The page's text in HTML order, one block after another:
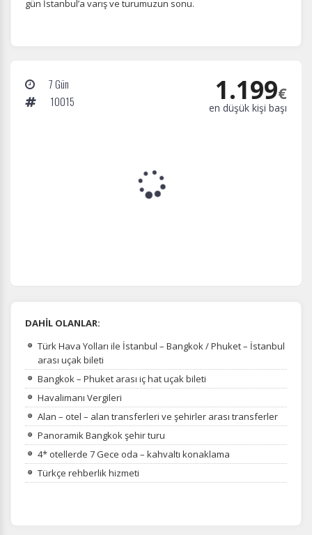
gün İstanbul’a varış ve turumuzun sonu.
7 Gün
10015
1.199€
en düşük kişi başı
DAHİL OLANLAR:
Türk Hava Yolları ile İstanbul – Bangkok / Phuket – İstanbul
arası uçak bileti
Bangkok – Phuket arası iç hat uçak bileti
Havalimanı Vergileri
Alan – otel – alan transferleri ve şehirler arası transferler
Panoramik Bangkok şehir turu
4* otellerde 7 Gece oda – kahvaltı konaklama
Türkçe rehberlik hizmeti